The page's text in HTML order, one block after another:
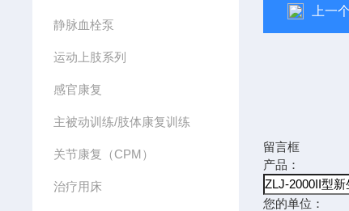
静脉血栓泵
运动上肢系列
感官康复
主被动训练/肢体康复训练
关节康复（CPM）
治疗用床
上一
留言框
产品：
您的单位：